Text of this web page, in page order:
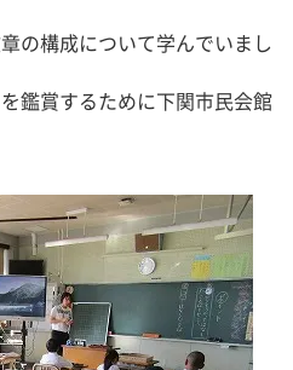
の構成について学んでいまし
鑑賞するために下関市民会館